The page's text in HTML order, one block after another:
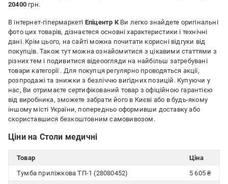
20400 грн.
В інтернет-гіпермаркеті Епіцентр КВи легко знайдете оригінальні
фото цих товарів, дізнаєтеся основні характеристики і технічні
дані. Крім цього, на сайті можна почитати корисні відгуки від
покупців. Також тут можна ознайомитися з цікавими статтями з
різних тем і подивитися відеоогляди на найбільш затребувані
товари категорії . Для покупця регулярно проводяться акції,
розпродажі та знижки з безліччю вигідних позицій. Купуючи у
нас, Ви отримаєте сертифікований товар з офіційною гарантією
від виробника, зможете забрати його в Києві або в будь-якому
іншому місті України, попередньо оформивши доставку або
скориставшися безкоштовним самовивозом.
Ціни на Столи медичні
Товар
Ціна
Тумба приліжкова ТП-1 (28080452)
5 605 ₴